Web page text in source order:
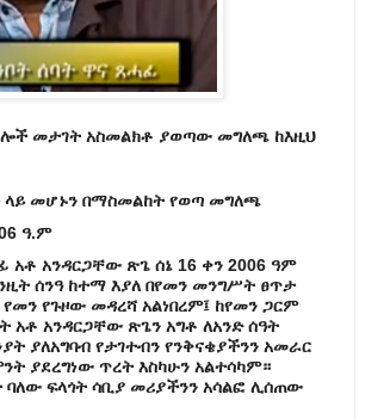
መታገት አስመልክቶ ያወጣው መግለጫ ከእዚህ
ላይ መሆኑን በማስመልከት የወጣ መግለጫ
ዓ.ም
አቶ አንዳርጋቸው ጽጌ ሰኔ 16 ቀን 2006 ዓም
ሰንዓ ከተማ እያለ በየመን መንግሥት ፀጥታ
የጉዞው መዳረሻ አልነበረም፤ ከየመን ጋርም
አንዳርጋቸው ጽጌን አግቶ ለአንድ ሰዓት
ያለአግባብ የታገተብን የንቅናቄያችንን አመራር
ያደረግነው ጥረት እስካሁን አልተሳካም።
ባለው ፍላጎት ሳቢያ መሪያችንን አሳልፎ ሊሰጠው